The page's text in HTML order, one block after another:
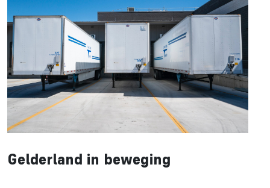
Gelderland in beweging